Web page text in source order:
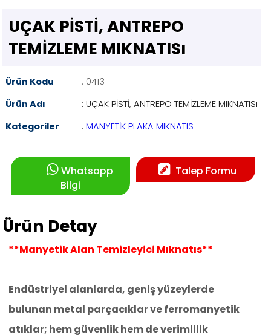
UÇAK PİSTİ, ANTREPO
TEMİZLEME MIKNATISı
Ürün Kodu
: 0413
Ürün Adı
: UÇAK PİSTİ, ANTREPO TEMİZLEME MIKNATISı
Kategoriler
: MANYETİK PLAKA MIKNATIS
Talep Formu
Whatsapp
Bilgi
Ürün Detay
**Manyetik Alan Temizleyici Mıknatıs**
Endüstriyel alanlarda, geniş yüzeylerde
bulunan metal parçacıklar ve ferromanyetik
atıklar; hem güvenlik hem de verimlilik